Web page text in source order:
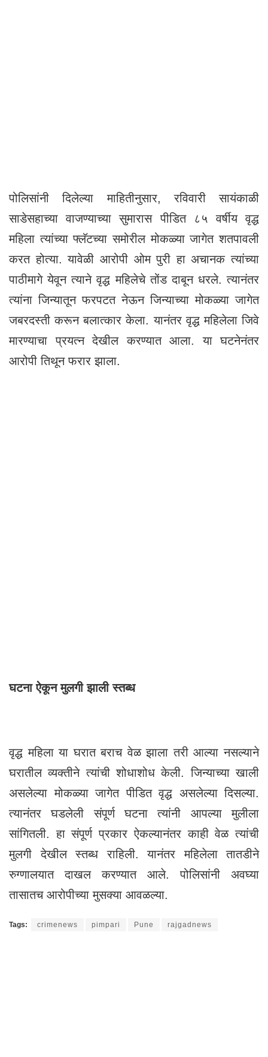
पोलिसांनी दिलेल्या माहितीनुसार, रविवारी सायंकाळी
साडेसहाच्या वाजण्याच्या सुमारास पीडित ८५ वर्षीय वृद्ध
महिला त्यांच्या फ्लॅटच्या समोरील मोकळ्या जागेत शतपावली
करत होत्या. यावेळी आरोपी ओम पुरी हा अचानक त्यांच्या
पाठीमागे येवून त्याने वृद्ध महिलेचे तोंड दाबून धरले. त्यानंतर
त्यांना जिन्यातून फरपटत नेऊन जिन्याच्या मोकळ्या जागेत
जबरदस्ती करून बलात्कार केला. यानंतर वृद्ध महिलेला जिवे
मारण्याचा प्रयत्न देखील करण्यात आला. या घटनेनंतर
आरोपी तिथून फरार झाला.
घटना ऐकून मुलगी झाली स्तब्ध
वृद्ध महिला या घरात बराच वेळ झाला तरी आल्या नसल्याने
घरातील व्यक्तीने त्यांची शोधाशोध केली. जिन्याच्या खाली
असलेल्या मोकळ्या जागेत पीडित वृद्ध असलेल्या दिसल्या.
त्यानंतर घडलेली संपूर्ण घटना त्यांनी आपल्या मुलीला
सांगितली. हा संपूर्ण प्रकार ऐकल्यानंतर काही वेळ त्यांची
मुलगी देखील स्तब्ध राहिली. यानंतर महिलेला तातडीने
रुग्णालयात दाखल करण्यात आले. पोलिसांनी अवघ्या
तासातच आरोपीच्या मुसक्या आवळल्या.
Tags: crimenews pimpari Pune rajgadnews